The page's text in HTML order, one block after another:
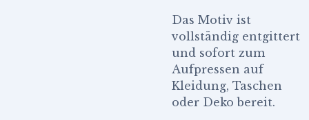
Das Motiv ist
vollständig entgittert
und sofort zum
Aufpressen auf
Kleidung, Taschen
oder Deko bereit.